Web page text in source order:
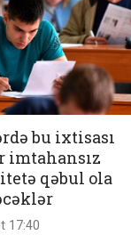
bu ixtisası
imtahansız
qəbul ola
17:40